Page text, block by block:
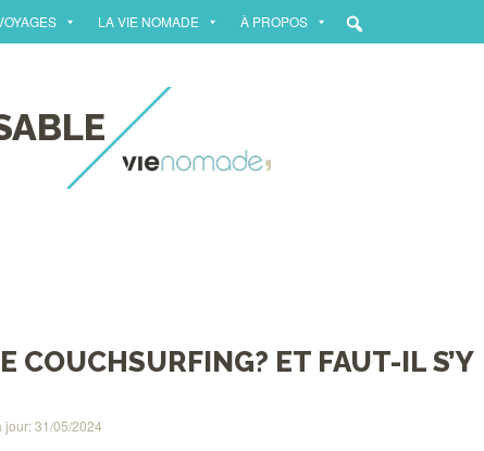
LA VIE NOMADE À PROPOS
COUCHSURFING? ET FAUT-IL S’Y
jour:31/05/2024